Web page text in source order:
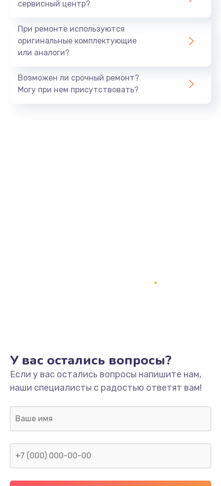
сервисный центр?
При ремонте используются
оригинальные комплектующие
или аналоги?
Возможен ли срочный ремонт?
Могу при нем присутствовать?
У вас остались вопросы?
Если у вас остались вопросы напишите нам,
наши специалисты с радостью ответят вам!